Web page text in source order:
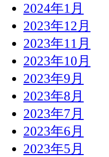
2024年1月
2023年12月
2023年11月
2023年10月
2023年9月
2023年8月
2023年7月
2023年6月
2023年5月